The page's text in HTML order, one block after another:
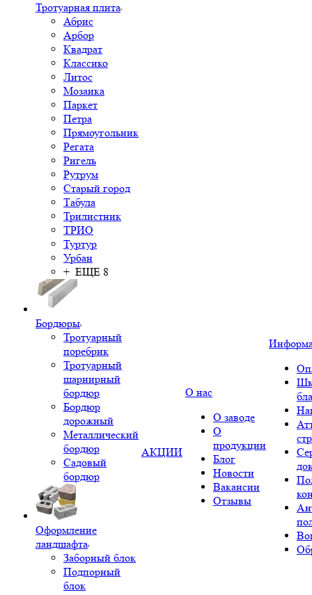
Тротуарная плита
Абрис
Арбор
Квадрат
Классико
Литос
Мозаика
Паркет
Петра
Прямоугольник
Регата
Ригель
Рутрум
Старый город
Табула
Трилистник
ТРИО
Туртур
Урбан
+ ЕЩЕ 8
Бордюры
Тротуарный
поребрик
Тротуарный
шарнирный
бордюр
Бордюр
дорожный
Металлический
бордюр
Садовый
бордюр
Оформление
ландшафта
Заборный блок
Подпорный
блок
АКЦИИ
О нас
О заводе
О
продукции
Блог
Новости
Вакансии
Отзывы